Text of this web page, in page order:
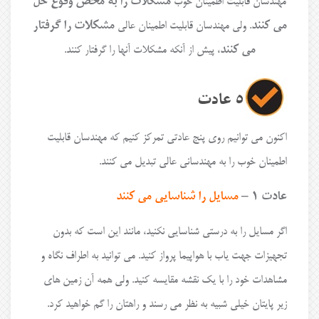
می کنند. ولی مهندسان قابلیت اطمینان عالیمشکلات را گرفتار
می کنند، پیش از آنکه مشکلات آنها را گرفتار کنند.
۵ عادت
اکنون می توانیم روی پنج عادتی تمرکز کنیم که مهندسان قابلیت
اطمینان خوب را به مهندسانی عالی تبدیل می کنند.
عادت ۱ – مسایل را شناسایی می کنند
اگر مسایل را به درستی شناسایی نکنید، مانند این است که بدون
تجهیزات جهت یاب با هواپیما پرواز کنید. می توانید به اطراف نگاه و
مشاهدات خود را با یک نقشه مقایسه کنید. ولی همه آن زمین های
زیر پایتان خیلی شبیه به نظر می رسند و راهتان را گم خواهید کرد.